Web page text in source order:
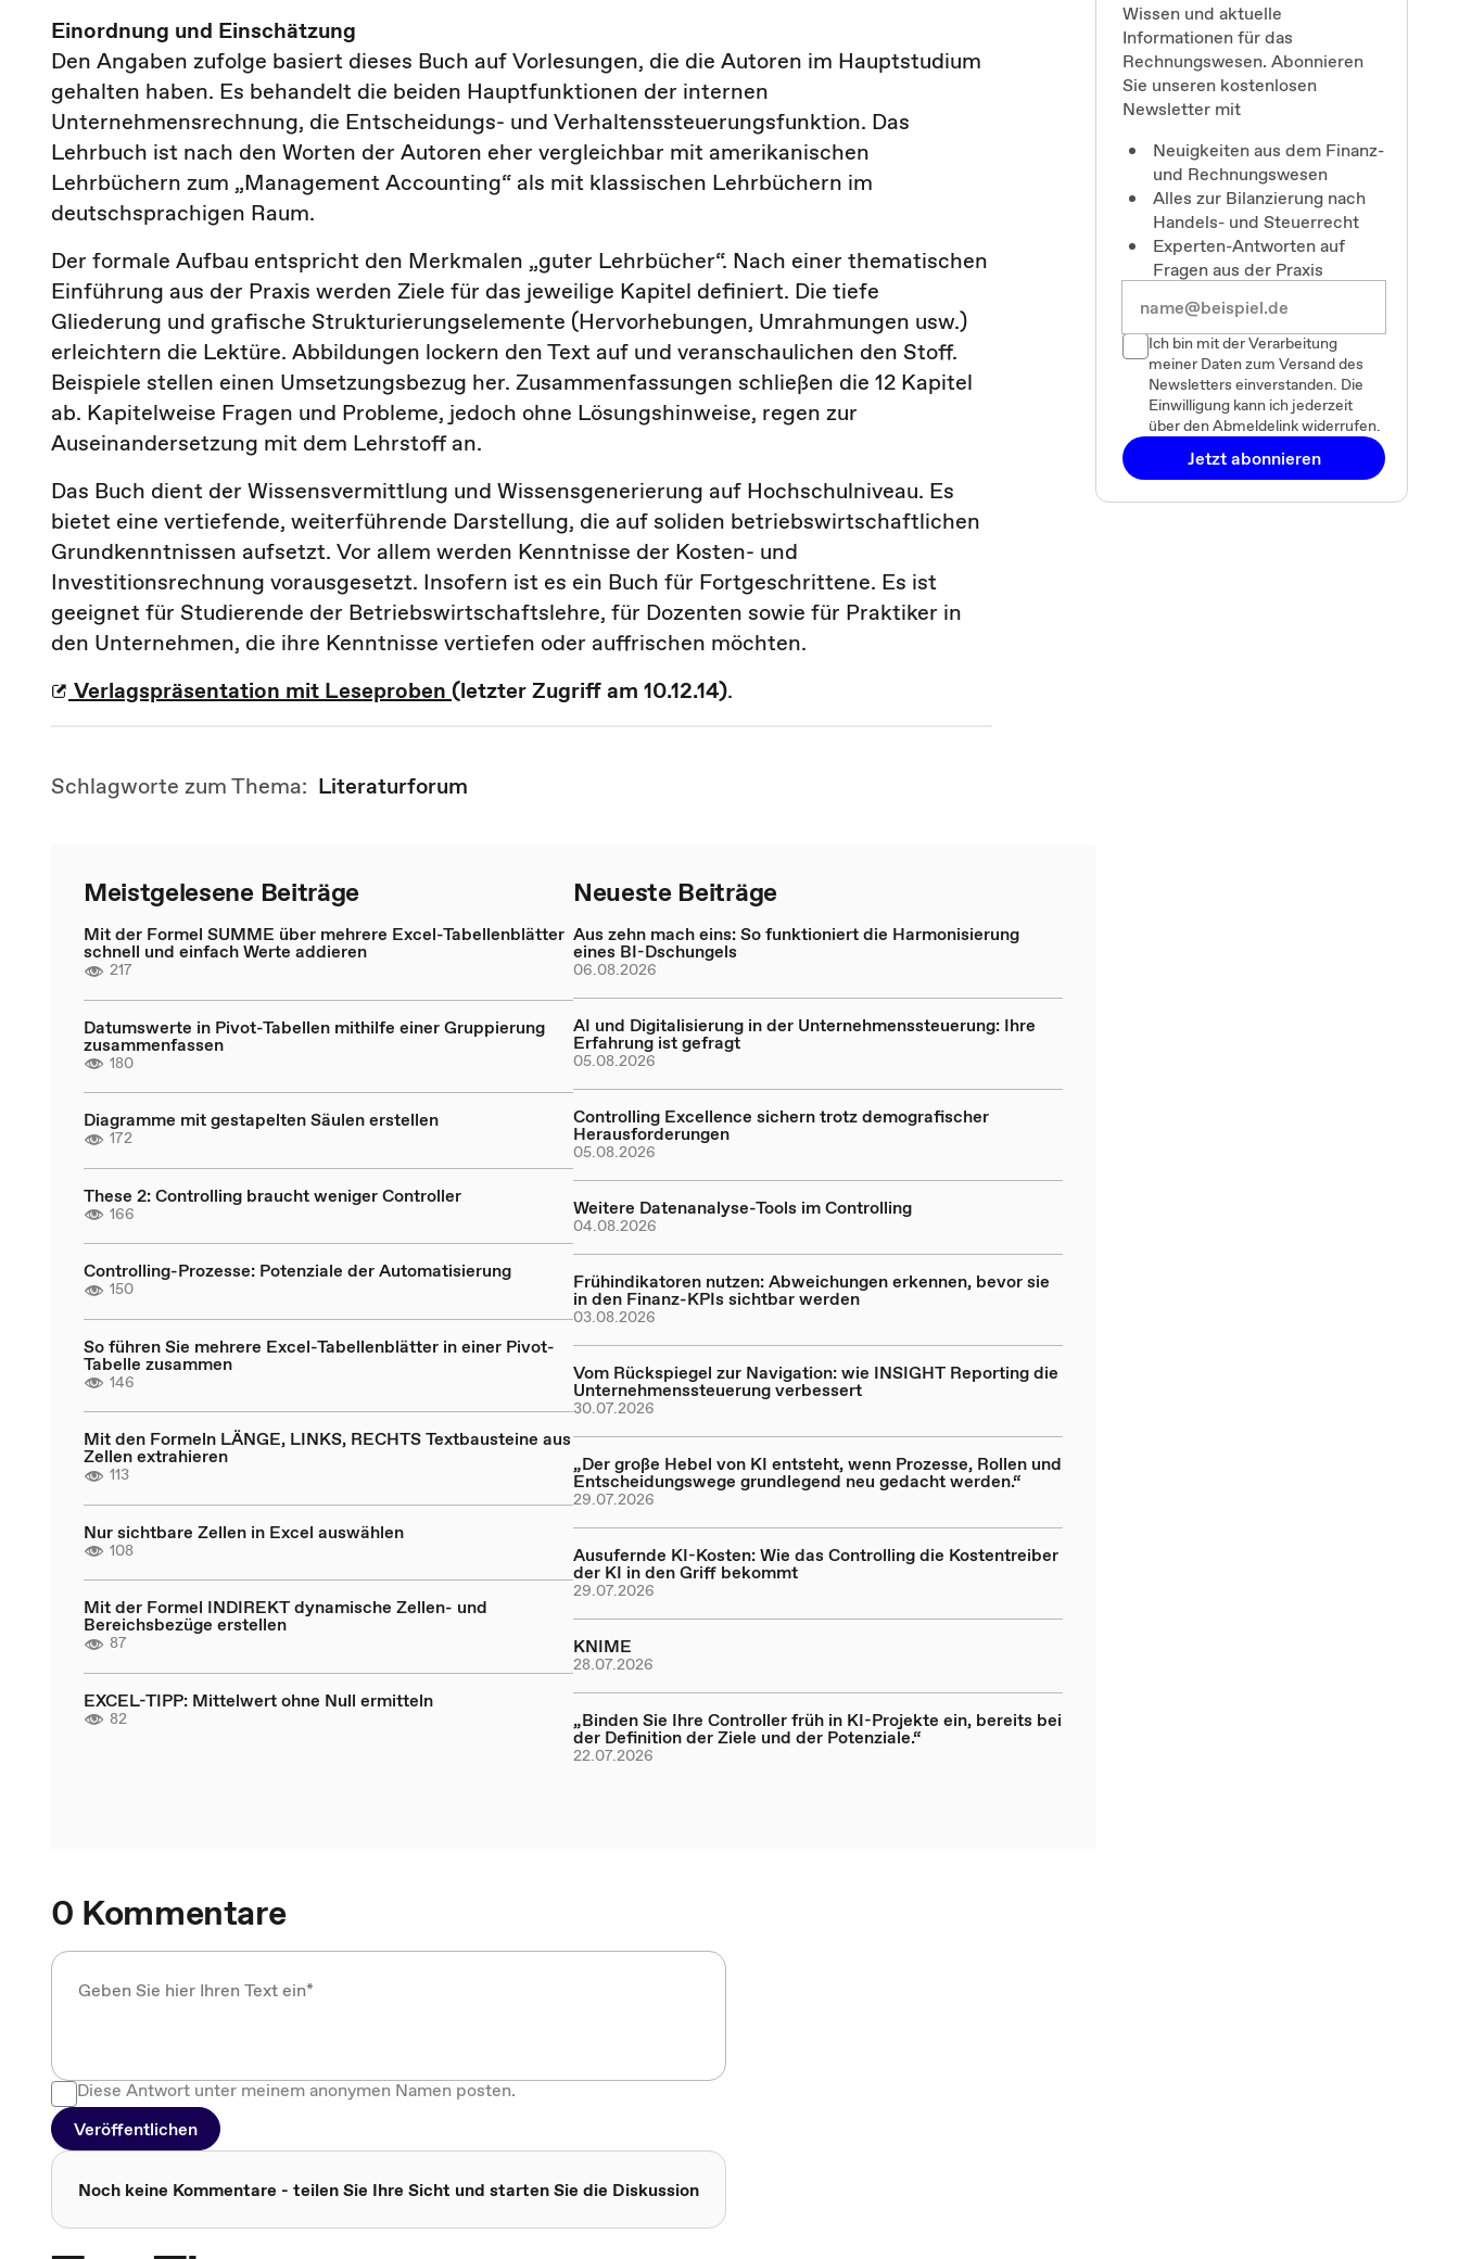
Einordnung und Einschätzung
Den Angaben zufolge basiert dieses Buch auf Vorlesungen, die die Autoren im Hauptstudium
gehalten haben. Es behandelt die beiden Hauptfunktionen der internen
Unternehmensrechnung, die Entscheidungs- und Verhaltenssteuerungsfunktion. Das
Lehrbuch ist nach den Worten der Autoren eher vergleichbar mit amerikanischen
Lehrbüchern zum „Management Accounting“ als mit klassischen Lehrbüchern im
deutschsprachigen Raum.
Der formale Aufbau entspricht den Merkmalen „guter Lehrbücher“. Nach einer thematischen
Einführung aus der Praxis werden Ziele für das jeweilige Kapitel definiert. Die tiefe
Gliederung und grafische Strukturierungselemente (Hervorhebungen, Umrahmungen usw.)
erleichtern die Lektüre. Abbildungen lockern den Text auf und veranschaulichen den Stoff.
Beispiele stellen einen Umsetzungsbezug her. Zusammenfassungen schließen die 12 Kapitel
ab. Kapitelweise Fragen und Probleme, jedoch ohne Lösungshinweise, regen zur
Auseinandersetzung mit dem Lehrstoff an.
Das Buch dient der Wissensvermittlung und Wissensgenerierung auf Hochschulniveau. Es
bietet eine vertiefende, weiterführende Darstellung, die auf soliden betriebswirtschaftlichen
Grundkenntnissen aufsetzt. Vor allem werden Kenntnisse der Kosten- und
Investitionsrechnung vorausgesetzt. Insofern ist es ein Buch für Fortgeschrittene. Es ist
geeignet für Studierende der Betriebswirtschaftslehre, für Dozenten sowie für Praktiker in
den Unternehmen, die ihre Kenntnisse vertiefen oder auffrischen möchten.
Verlagspräsentation mit Leseproben (letzter Zugriff am 10.12.14).
Schlagworte zum Thema: Literaturforum
Meistgelesene Beiträge
Mit der Formel SUMME über mehrere Excel-Tabellenblätter
schnell und einfach Werte addieren
217
Datumswerte in Pivot-Tabellen mithilfe einer Gruppierung
zusammenfassen
180
Diagramme mit gestapelten Säulen erstellen
172
These 2: Controlling braucht weniger Controller
166
Controlling-Prozesse: Potenziale der Automatisierung
150
So führen Sie mehrere Excel-Tabellenblätter in einer Pivot-
Tabelle zusammen
146
Mit den Formeln LÄNGE, LINKS, RECHTS Textbausteine aus
Zellen extrahieren
113
Nur sichtbare Zellen in Excel auswählen
108
Mit der Formel INDIREKT dynamische Zellen- und
Bereichsbezüge erstellen
87
EXCEL-TIPP: Mittelwert ohne Null ermitteln
82
Neueste Beiträge
Aus zehn mach eins: So funktioniert die Harmonisierung
eines BI-Dschungels
06.08.2026
AI und Digitalisierung in der Unternehmenssteuerung: Ihre
Erfahrung ist gefragt
05.08.2026
Controlling Excellence sichern trotz demografischer
Herausforderungen
05.08.2026
Weitere Datenanalyse-Tools im Controlling
04.08.2026
Frühindikatoren nutzen: Abweichungen erkennen, bevor sie
in den Finanz-KPIs sichtbar werden
03.08.2026
Vom Rückspiegel zur Navigation: wie INSIGHT Reporting die
Unternehmenssteuerung verbessert
30.07.2026
„Der große Hebel von KI entsteht, wenn Prozesse, Rollen und
Entscheidungswege grundlegend neu gedacht werden.“
29.07.2026
Ausufernde KI-Kosten: Wie das Controlling die Kostentreiber
der KI in den Griff bekommt
29.07.2026
KNIME
28.07.2026
„Binden Sie Ihre Controller früh in KI-Projekte ein, bereits bei
der Definition der Ziele und der Potenziale.“
22.07.2026
0 Kommentare
Diese Antwort unter meinem anonymen Namen posten.
Veröffentlichen
Noch keine Kommentare - teilen Sie Ihre Sicht und starten Sie die Diskussion
Wissen und aktuelle
Informationen für das
Rechnungswesen. Abonnieren
Sie unseren kostenlosen
Newsletter mit
Neuigkeiten aus dem Finanz-
und Rechnungswesen
Alles zur Bilanzierung nach
Handels- und Steuerrecht
Experten-Antworten auf
Fragen aus der Praxis
Ich bin mit der Verarbeitung
meiner Daten zum Versand des
Newsletters einverstanden. Die
Einwilligung kann ich jederzeit
über den Abmeldelink widerrufen.
Jetzt abonnieren